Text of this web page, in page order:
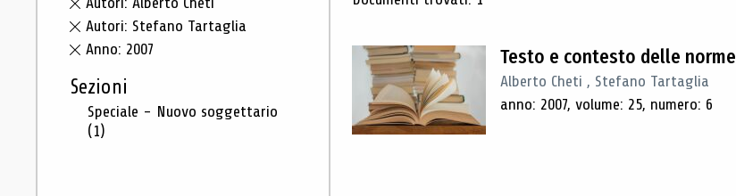
Autori: Stefano Tartaglia
Anno: 2007
Sezioni
Speciale - Nuovo soggettario
(1)
Testo e contesto delle norme
Alberto Cheti , Stefano Tartaglia
anno: 2007, volume: 25, numero: 6